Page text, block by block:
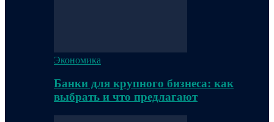
Экономика
Банки для крупного бизнеса: как
выбрать и что предлагают